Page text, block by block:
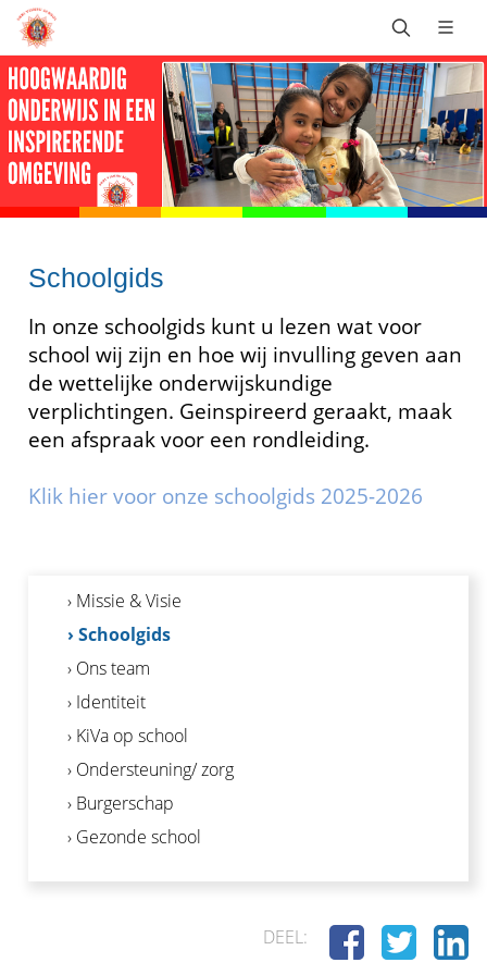
Schoolgids
In onze schoolgids kunt u lezen wat voor
school wij zijn en hoe wij invulling geven aan
de wettelijke onderwijskundige
verplichtingen. Geinspireerd geraakt, maak
een afspraak voor een rondleiding.
Klik hier voor onze schoolgids 2025-2026
› Missie & Visie
› Schoolgids
› Ons team
› Identiteit
› KiVa op school
› Ondersteuning/ zorg
› Burgerschap
› Gezonde school
DEEL: